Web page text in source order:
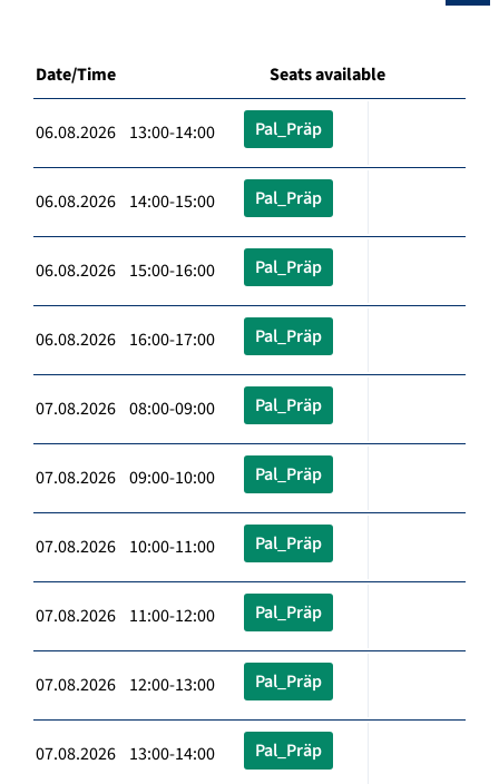
Date/Time Seats available
06.08.2026 13:00-14:00 Pal_Präp
06.08.2026 14:00-15:00 Pal_Präp
06.08.2026 15:00-16:00 Pal_Präp
06.08.2026 16:00-17:00 Pal_Präp
07.08.2026 08:00-09:00 Pal_Präp
07.08.2026 09:00-10:00 Pal_Präp
07.08.2026 10:00-11:00 Pal_Präp
07.08.2026 11:00-12:00 Pal_Präp
07.08.2026 12:00-13:00 Pal_Präp
07.08.2026 13:00-14:00 Pal_Präp